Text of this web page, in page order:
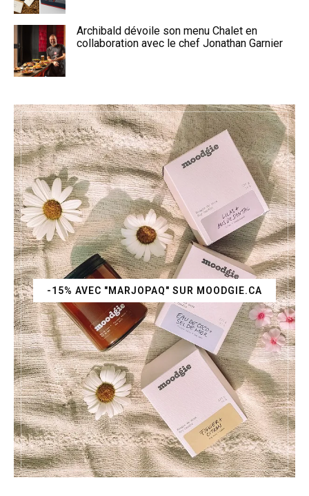
Archibald dévoile son menu Chalet en
collaboration avec le chef Jonathan Garnier
-15% AVEC "MARJOPAQ" SUR MOODGIE.CA